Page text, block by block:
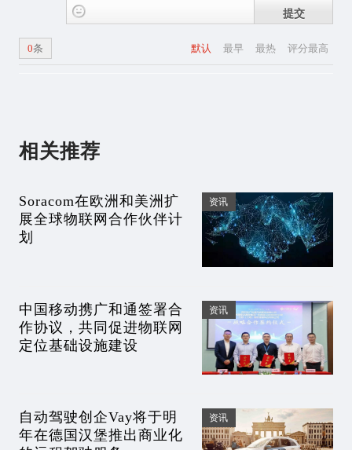
提交
默认 最早 最热 评分最高
0条
相关推荐
Soracom在欧洲和美洲扩
展全球物联网合作伙伴计
划
资讯
中国移动携广和通签署合
作协议，共同促进物联网
定位基础设施建设
资讯
自动驾驶创企Vay将于明
年在德国汉堡推出商业化
资讯